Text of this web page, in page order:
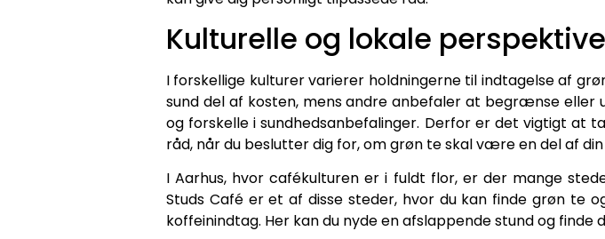
Kulturelle og lokale
I forskellige kulturer varierer holdningerne til indtagelse af
sund del af kosten, mens andre anbefaler at begrænse eller
og forskelle i sundhedsanbefalinger. Derfor er det vigtigt at
råd, når du beslutter dig for, om grøn te skal være en del af
I Aarhus, hvor cafékulturen er i fuldt flor, er der mange
Studs Café er et af disse steder, hvor du kan finde grøn te
koffeinindtag. Her kan du nyde en afslappende stund og finde